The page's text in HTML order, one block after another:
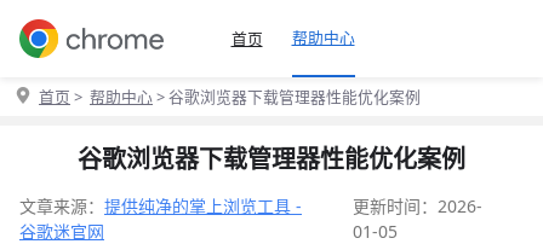
首页 帮助中心
首页 > 帮助中心> 谷歌浏览器下载管理器性能优化案例
谷歌浏览器下载管理器性能优化案例
文章来源： 提供纯净的掌上浏览工具 -
谷歌迷官网
更新时间：2026-
01-05